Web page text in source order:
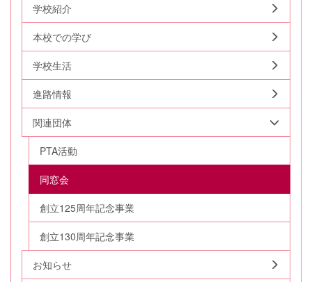
学校紹介
本校での学び
学校生活
進路情報
関連団体
PTA活動
同窓会
創立125周年記念事業
創立130周年記念事業
お知らせ